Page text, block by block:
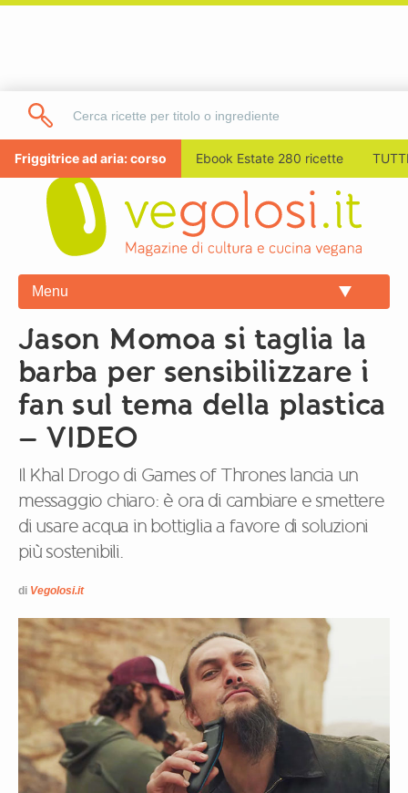
Friggitrice ad aria: corso Ebook Estate 280 ricette
Menu
Jason Momoa si taglia la
barba per sensibilizzare i
fan sul tema della plastica
– VIDEO
Il Khal Drogo di Games of Thrones lancia un
messaggio chiaro: è ora di cambiare e smettere
di usare acqua in bottiglia a favore di soluzioni
più sostenibili.
di Vegolosi.it